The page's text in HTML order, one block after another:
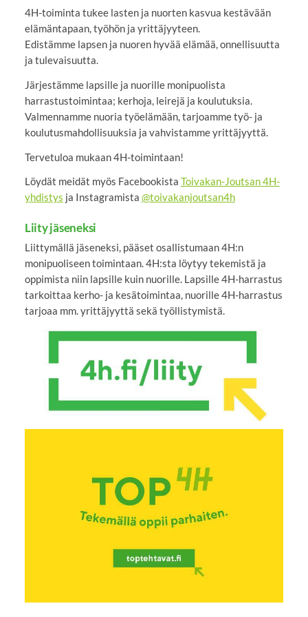
4H-toiminta tukee lasten ja nuorten kasvua kestävään
elämäntapaan, työhön ja yrittäjyyteen.
Edistämme lapsen ja nuoren hyvää elämää, onnellisuutta
ja tulevaisuutta.
Järjestämme lapsille ja nuorille monipuolista
harrastustoimintaa; kerhoja, leirejä ja koulutuksia.
Valmennamme nuoria työelämään, tarjoamme työ- ja
koulutusmahdollisuuksia ja vahvistamme yrittäjyyttä.
Tervetuloa mukaan 4H-toimintaan!
Löydät meidät myös Facebookista Toivakan-Joutsan 4H-
yhdistys ja Instagramista @toivakanjoutsan4h
Liity jäseneksi
Liittymällä jäseneksi, pääset osallistumaan 4H:n
monipuoliseen toimintaan. 4H:sta löytyy tekemistä ja
oppimista niin lapsille kuin nuorille. Lapsille 4H-harrastus
tarkoittaa kerho- ja kesätoimintaa, nuorille 4H-harrastus
tarjoaa mm. yrittäjyyttä sekä työllistymistä.